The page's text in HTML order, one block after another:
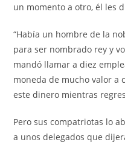
un momento a otro, él les
“Había un hombre de la
para ser nombrado rey y
mandó llamar a diez
moneda de mucho valor a
este dinero mientras
Pero sus compatriotas lo
a unos delegados que